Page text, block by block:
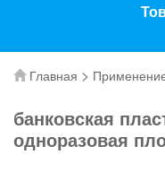
Главная >
банковская
одноразовая